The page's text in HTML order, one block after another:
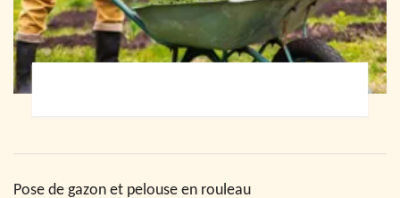
Pose de gazon et pelouse en rouleau